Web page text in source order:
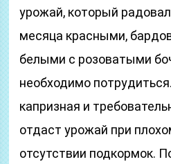
урожай, который
месяца красными,
белыми с розоватыми
необходимо
капризная и
отдаст урожай при
отсутствии подкормок.